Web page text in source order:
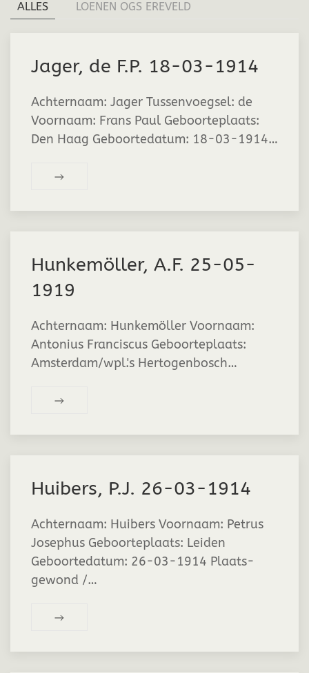
ALLES LOENEN OGS EREVELD
Jager, de F.P. 18-03-1914
Achternaam: Jager Tussenvoegsel: de
Voornaam: Frans Paul Geboorteplaats:
Den Haag Geboortedatum: 18-03-1914…
Hunkemöller, A.F. 25-05-
1919
Achternaam: Hunkemöller Voornaam:
Antonius Franciscus Geboorteplaats:
Amsterdam/wpl.'s Hertogenbosch…
Huibers, P.J. 26-03-1914
Achternaam: Huibers Voornaam: Petrus
Josephus Geboorteplaats: Leiden
Geboortedatum: 26-03-1914 Plaats-
gewond /…